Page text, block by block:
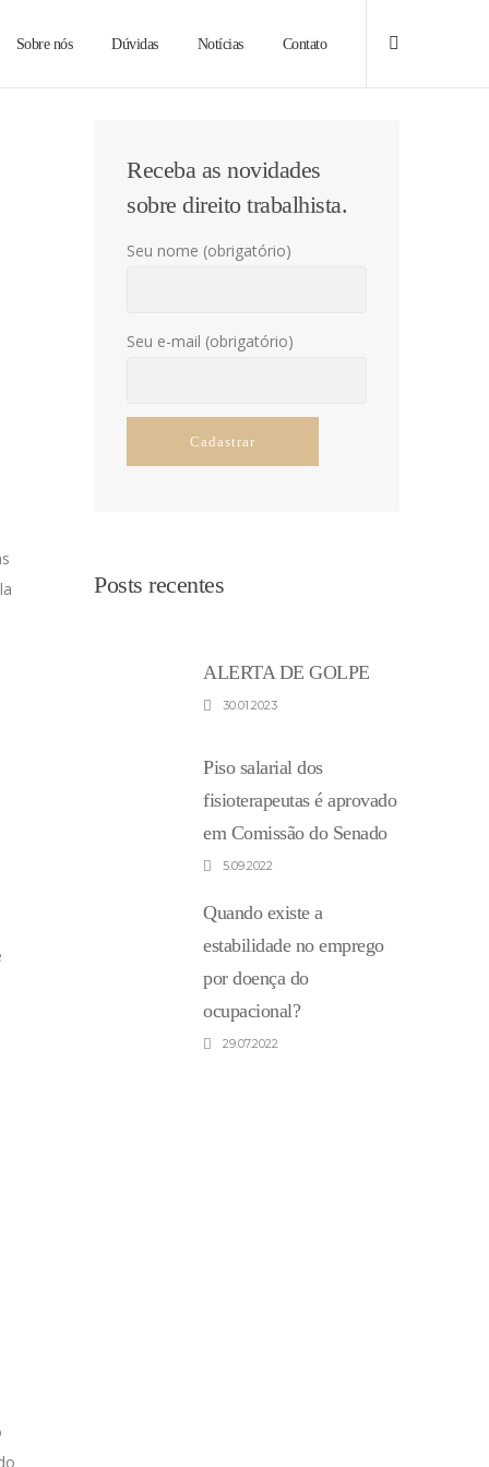
Sobre nós Dúvidas Notícias Contato
Receba as novidades
sobre direito trabalhista.
Seu nome (obrigatório)
Seu e-mail (obrigatório)
Posts recentes
ALERTA DE GOLPE
30.01.2023
Piso salarial dos
fisioterapeutas é aprovado
em Comissão do Senado
5.09.2022
Quando existe a
estabilidade no emprego
por doença do
ocupacional?
29.07.2022